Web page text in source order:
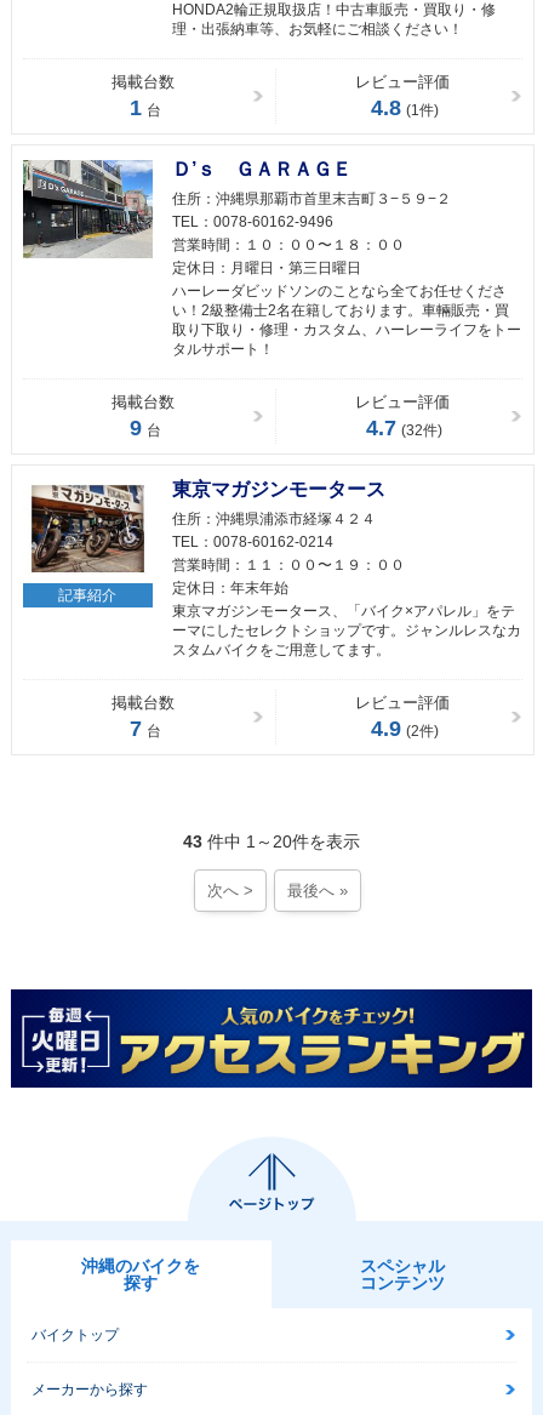
HONDA2輪正規取扱店！中古車販売・買取り・修
理・出張納車等、お気軽にご相談ください！
掲載台数
1 台
レビュー評価
4.8 (1件)
Ｄ’ｓ ＧＡＲＡＧＥ
住所： 沖縄県那覇市首里末吉町３−５９−２
TEL： 0078-60162-9496
営業時間： １０：００〜１８：００
定休日： 月曜日・第三日曜日
ハーレーダビッドソンのことなら全てお任せくださ
い！2級整備士2名在籍しております。車輛販売・買
取り下取り・修理・カスタム、ハーレーライフをトー
タルサポート！
掲載台数
9 台
レビュー評価
4.7 (32件)
記事紹介
東京マガジンモータース
住所： 沖縄県浦添市経塚４２４
TEL： 0078-60162-0214
営業時間： １１：００〜１９：００
定休日： 年末年始
東京マガジンモータース、「バイク×アパレル」をテ
ーマにしたセレクトショップです。ジャンルレスなカ
スタムバイクをご用意してます。
掲載台数
7 台
レビュー評価
4.9 (2件)
43 件中 1～20件を表示
次へ > 最後へ »
沖縄のバイクを
探す
スペシャル
コンテンツ
バイクトップ
メーカーから探す